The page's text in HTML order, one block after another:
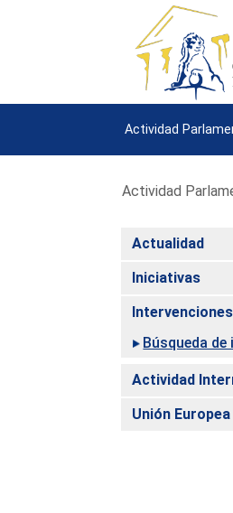
Actividad
Actividad
Actualidad
Iniciativas
Intervenciones
Búsqueda
Actividad
Unión Europea